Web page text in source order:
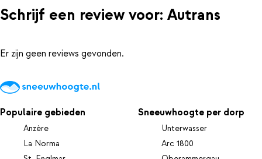
Schrijf een review voor: Autrans
Er zijn geen reviews gevonden.
Populaire gebieden
Anzère
La Norma
Sneeuwhoogte per dorp
Unterwasser
Arc 1800